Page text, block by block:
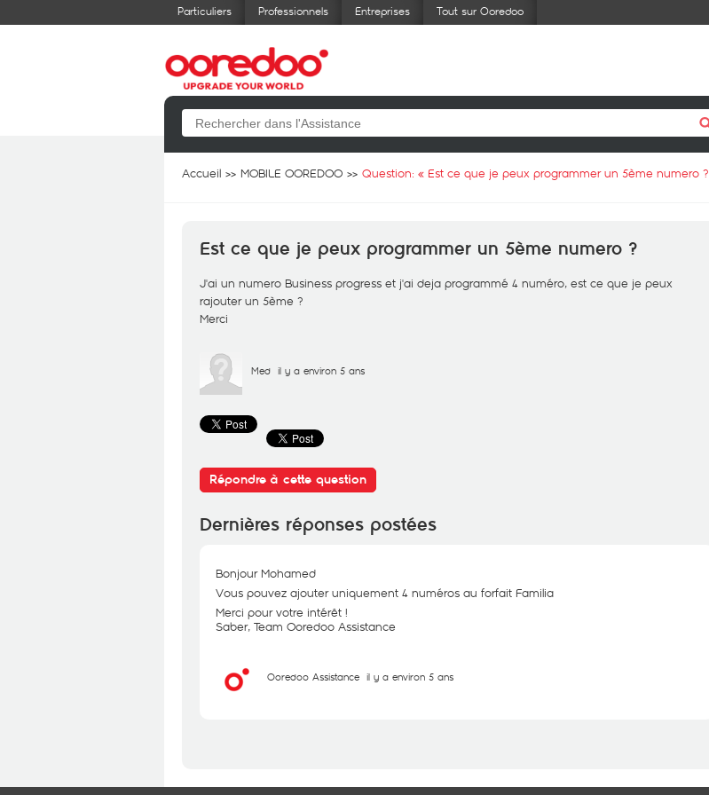
Particuliers Professionnels Entreprises Tout sur Ooredoo
Accueil MOBILE OOREDOO Question: « Est ce que je peux programmer un 5ème numero ?
Est ce que je peux programmer un 5ème numero ?
J'ai un numero Business progress et j'ai deja programmé 4 numéro, est ce que je peux
rajouter un 5ème ?
Merci
Med il y a environ 5 ans
Répondre à cette question
Dernières réponses postées
Bonjour Mohamed
Vous pouvez ajouter uniquement 4 numéros au forfait Familia
Merci pour votre intérêt !
Saber, Team Ooredoo Assistance
Ooredoo Assistance il y a environ 5 ans